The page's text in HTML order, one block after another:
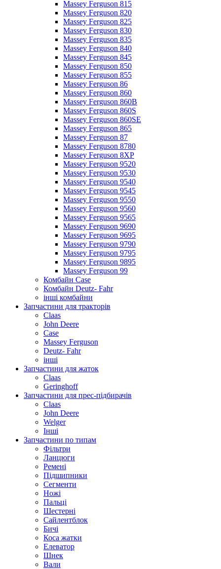
Massey Ferguson 815
Massey Ferguson 820
Massey Ferguson 825
Massey Ferguson 830
Massey Ferguson 835
Massey Ferguson 840
Massey Ferguson 845
Massey Ferguson 850
Massey Ferguson 855
Massey Ferguson 86
Massey Ferguson 860
Massey Ferguson 860B
Massey Ferguson 860S
Massey Ferguson 860SE
Massey Ferguson 865
Massey Ferguson 87
Massey Ferguson 8780
Massey Ferguson 8XP
Massey Ferguson 9520
Massey Ferguson 9530
Massey Ferguson 9540
Massey Ferguson 9545
Massey Ferguson 9550
Massey Ferguson 9560
Massey Ferguson 9565
Massey Ferguson 9690
Massey Ferguson 9695
Massey Ferguson 9790
Massey Ferguson 9795
Massey Ferguson 9895
Massey Ferguson 99
Комбайн Case
Комбайн Deutz- Fahr
інші комбайни
Запчастини для тракторів
Claas
John Deere
Case
Massey Ferguson
Deutz- Fahr
інші
Запчастини для жаток
Claas
Geringhoff
Запчастини для прес-підбирачів
Claas
John Deere
Welger
Інші
Запчастини по типам
Фільтри
Ланцюги
Ремені
Підшипники
Сегменти
Ножі
Пальці
Шестерні
Сайлентблок
Бичі
Коса жатки
Елеватор
Шнек
Вали